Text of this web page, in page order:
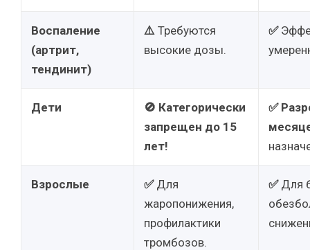
Воспаление
(артрит,
тендинит)
⚠️ Требуются
высокие дозы.
✅
Дети 🚫 Категорически
запрещен до 15
лет!
✅
Взрослые ✅Для
жаропонижения,
профилактики
тромбозов.
✅Для